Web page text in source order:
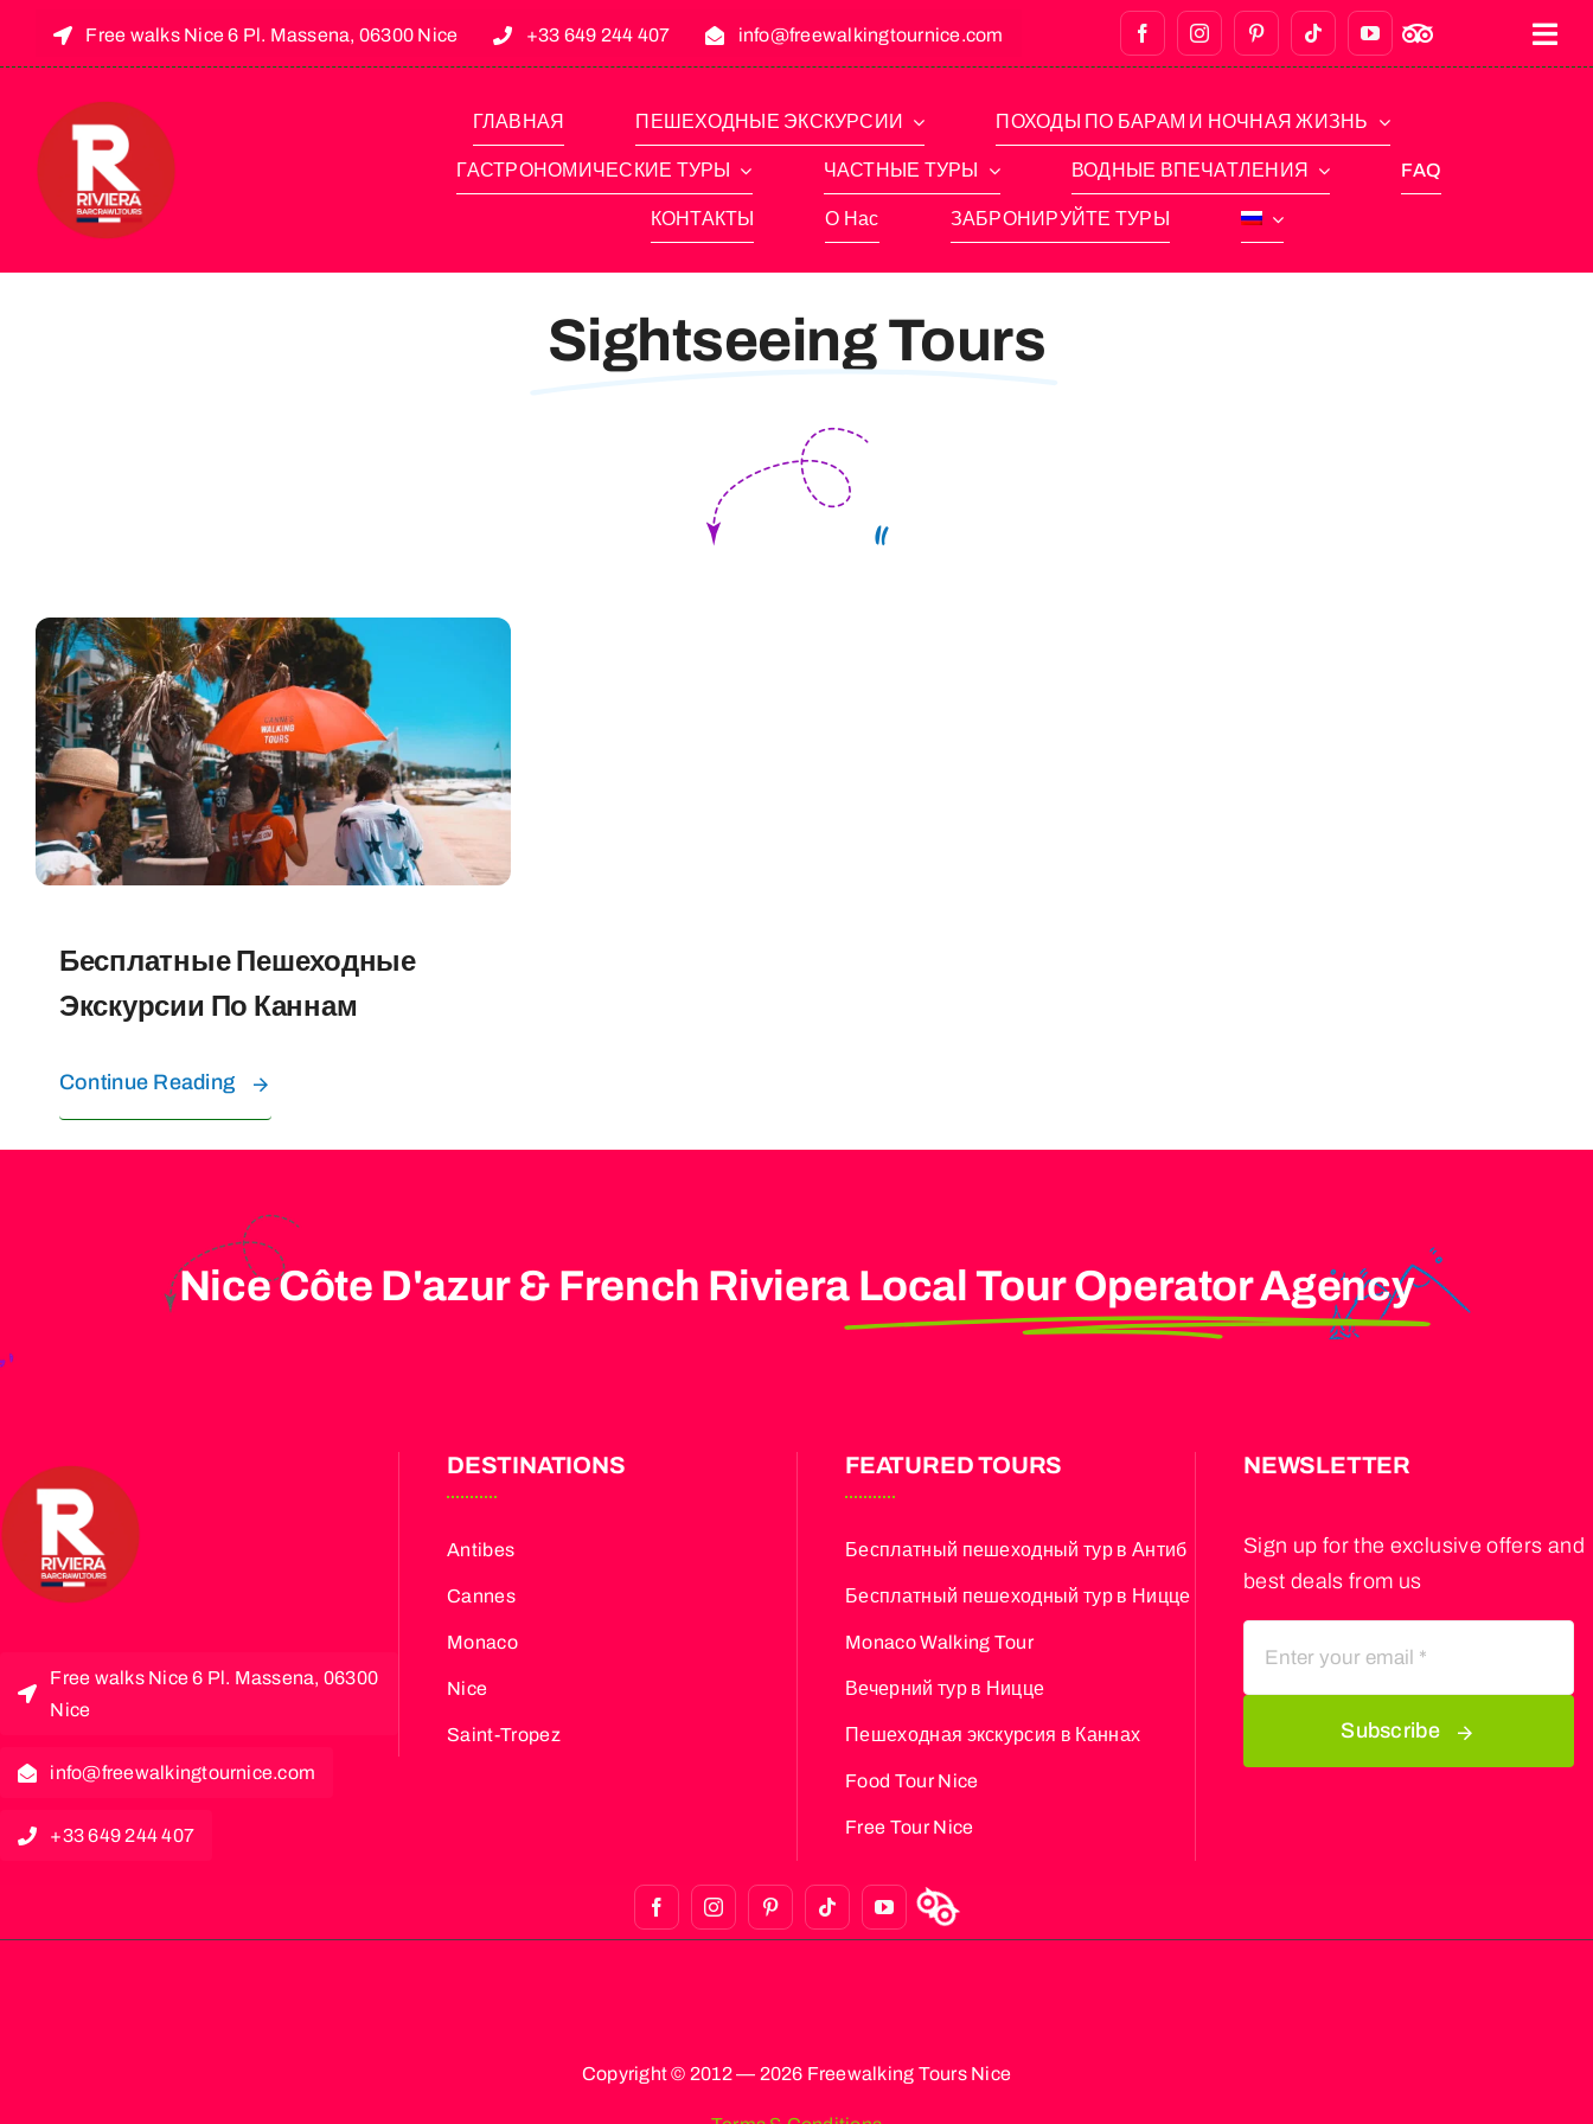
Free walks Nice 6 Pl. Massena, 06300 Nice +33 649 244 407 info@freewalkingtournice.com
ГЛАВНАЯ ПЕШЕХОДНЫЕ ЭКСКУРСИИ ПОХОДЫ ПО БАРАМ И НОЧНАЯ ЖИЗНЬ
ГАСТРОНОМИЧЕСКИЕ ТУРЫ ЧАСТНЫЕ ТУРЫ ВОДНЫЕ ВПЕЧАТЛЕНИЯ FAQ
КОНТАКТЫ О Нас ЗАБРОНИРУЙТЕ ТУРЫ
Sightseeing Tours
Бесплатные Пешеходные
Экскурсии По Каннам
Continue Reading
Nice Côte D'azur & French Riviera Local Tour Operator Agency
Free walks Nice 6 Pl. Massena, 06300
Nice
info@freewalkingtournice.com
+33 649 244 407
DESTINATIONS
Antibes
Cannes
Monaco
Nice
Saint-Tropez
FEATURED TOURS
Бесплатный пешеходный тур в Антиб
Бесплатный пешеходный тур в Ницце
Monaco Walking Tour
Вечерний тур в Ницце
Пешеходная экскурсия в Каннах
Food Tour Nice
Free Tour Nice
NEWSLETTER
Sign up for the exclusive offers and
best deals from us
Subscribe
Copyright © 2012 — 2026 Freewalking Tours Nice